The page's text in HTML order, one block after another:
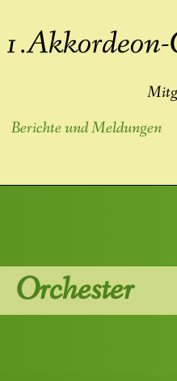
Berichte und Meldungen
Orchester